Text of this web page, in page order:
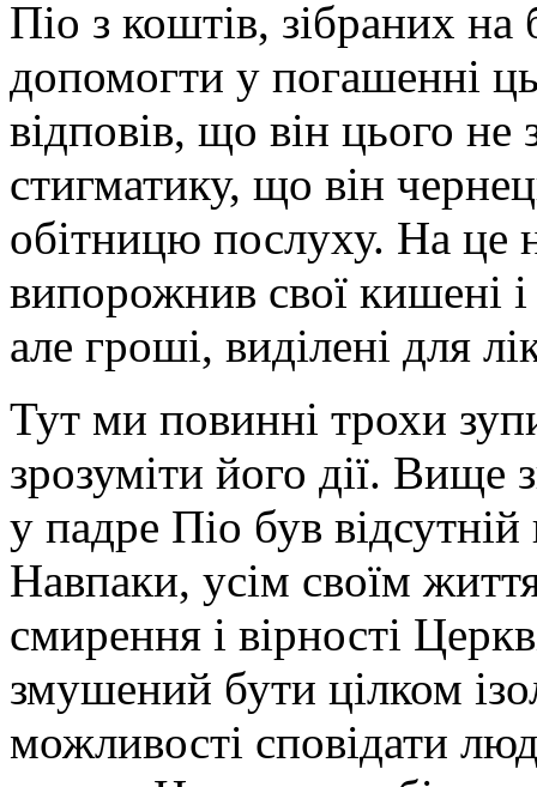
Піо з коштів, зібраних на
допомогти у погашенні
відповів, що він цього не
стигматику, що він
обітницю послуху. На це
випорожнив свої кишені
але гроші, виділені для
Тут ми повинні трохи
зрозуміти його дії. Вище
у падре Піо був
Навпаки, усім своїм
смирення і вірності
змушений бути цілком
можливості сповідати